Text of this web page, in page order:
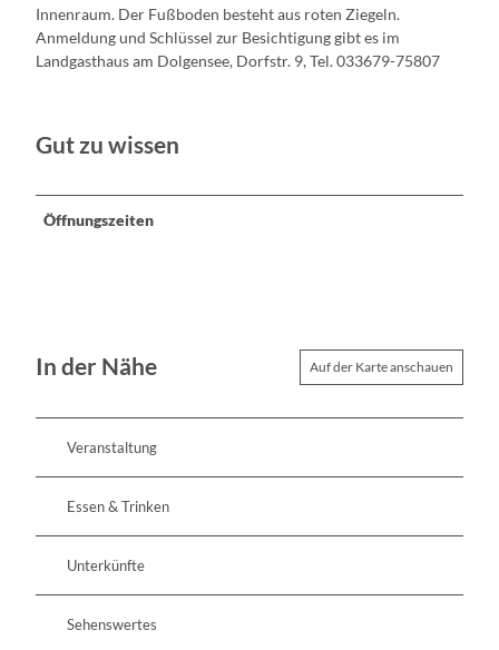
Innenraum. Der Fußboden besteht aus roten Ziegeln.
Anmeldung und Schlüssel zur Besichtigung gibt es im
Landgasthaus am Dolgensee, Dorfstr. 9, Tel. 033679-75807
Gut zu wissen
Öffnungszeiten
In der Nähe Auf der Karte anschauen
Veranstaltung
Essen & Trinken
Unterkünfte
Sehenswertes